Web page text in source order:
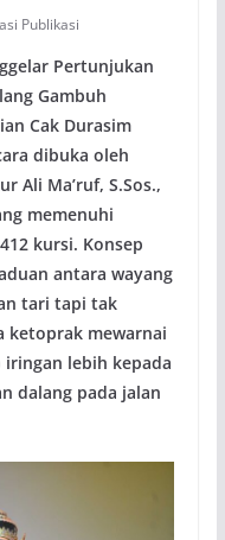
Publikasi
Pertunjukan
Gambuh
Cak Durasim
dibuka oleh
Ali Ma’ruf, S.Sos.,
memenuhi
kursi. Konsep
antara wayang
tari tapi tak
mewarnai
iringan lebih kepada
dalang pada jalan